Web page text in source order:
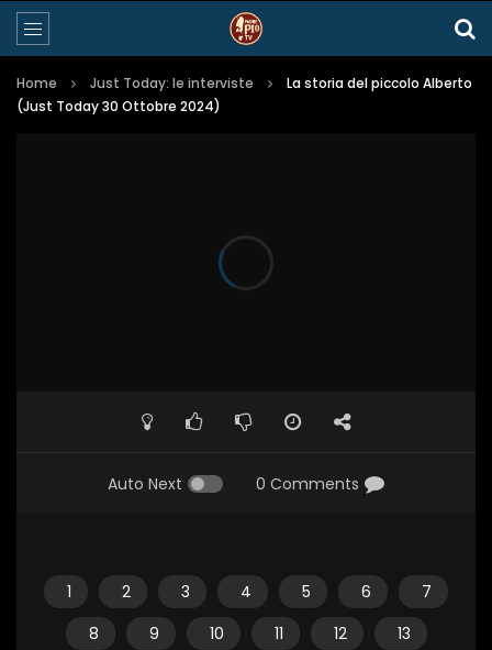
Home Just Today: le interviste
La storia del piccolo Alberto
(Just Today 30 Ottobre 2024)
Auto Next 0 Comments
1 2 3 4 5 6
7
8
9 10 11 12
13